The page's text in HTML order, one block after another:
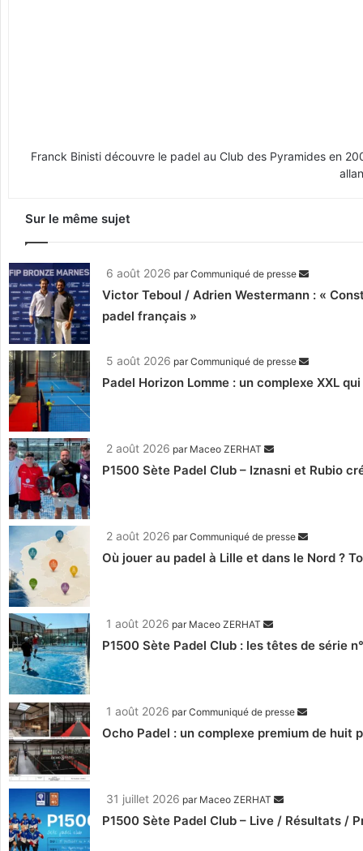
Franck Binisti découvre le padel au Club des Pyramides en
Sur le même sujet
6 août 2026 parCommuniqué de presse
Victor Teboul / Adrien Westermann : «
padel français »
5 août 2026 parCommuniqué de presse
Padel Horizon Lomme : un complexe XXL
2 août 2026 par Maceo ZERHAT
P1500 Sète Padel Club – Iznasni et Rubio
2 août 2026 parCommuniqué de presse
Où jouer au padel à Lille et dans le Nord ?
1 août 2026 par Maceo ZERHAT
P1500 Sète Padel Club : les têtes de série
1 août 2026 parCommuniqué de presse
Ocho Padel : un complexe premium de
31 juillet 2026 par Maceo ZERHAT
P1500 Sète Padel Club – Live / Résultats /